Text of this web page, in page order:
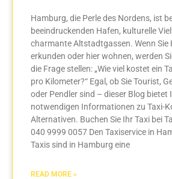
Hamburg, die Perle des Nordens, ist
beeindruckenden Hafen, kulturelle
charmante Altstadtgassen. Wenn Sie
erkunden oder hier wohnen, werden
die Frage stellen: „Wie viel kostet ein
pro Kilometer?“ Egal, ob Sie Tourist,
oder Pendler sind – dieser Blog bietet
notwendigen Informationen zu Taxi-
Alternativen. Buchen Sie Ihr Taxi bei
040 9999 0057 Den Taxiservice in
Taxis sind in Hamburg eine
READ MORE »